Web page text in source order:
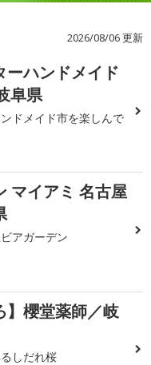
2026/08/06 更新
ーハンドメイド
阜県
ドメイド市を楽しんで
マイアミ 名古屋
アガーデン
】櫻堂薬師／岐
しだれ桜